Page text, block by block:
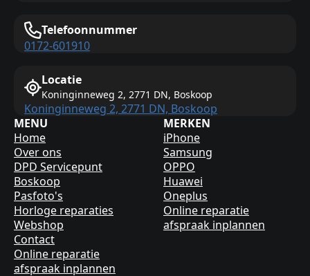
Telefoonnummer
0172-601910
Locatie
Koninginneweg 2, 2771 DN, Boskoop
Koninginneweg 2, 2771 DN, Boskoop
MENU
Home
Over ons
DPD Servicepunt
Boskoop
Pasfoto's
Horloge reparaties
Webshop
Contact
Online reparatie
afspraak inplannen
MERKEN
iPhone
Samsung
OPPO
Huawei
Oneplus
Online reparatie
afspraak inplannen